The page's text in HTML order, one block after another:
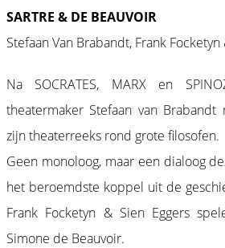
SARTRE & DE BEAUVOIR
Stefaan Van Brabandt, Frank Focketyn
Na SOCRATES, MARX en
theatermaker Stefaan van
zijn theaterreeks rond grote filosofen.
Geen monoloog, maar een dialoog
het beroemdste koppel uit de
Frank Focketyn & Sien Eggers
Simone de Beauvoir.